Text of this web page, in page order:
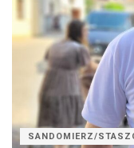
SANDOMIERZ/